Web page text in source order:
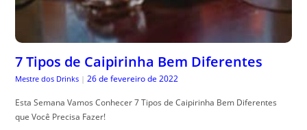
7 Tipos de Caipirinha Bem Diferentes
Mestre dos Drinks | 26 de fevereiro de 2022
Esta Semana Vamos Conhecer 7 Tipos de Caipirinha Bem Diferentes
que Você Precisa Fazer!